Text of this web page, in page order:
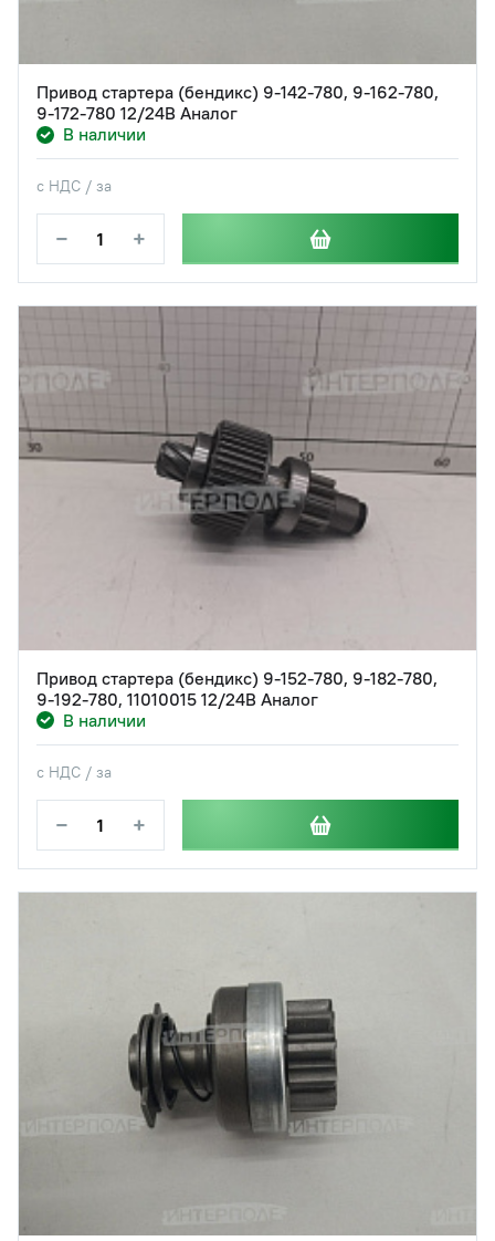
Привод стартера (бендикс) 9-142-780, 9-162-780,
9-172-780 12/24В Аналог
В наличии
с НДС / за
− +
Привод стартера (бендикс) 9-152-780, 9-182-780,
9-192-780, 11010015 12/24В Аналог
В наличии
с НДС / за
− +